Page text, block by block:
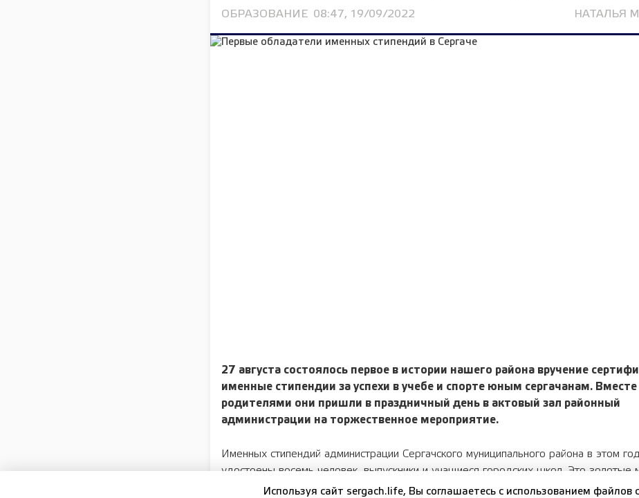
ОБРАЗОВАНИЕ 08:47, 19/09/2022 НАТАЛЬЯ
27 августа состоялось первое в истории нашего района вручение
именные стипендии за успехи в учебе и спорте юным сергачанам. Вместе
родителями они пришли в праздничный день в актовый зал районный
администрации на торжественное мероприятие.
Именных стипендий администрации Сергачского муниципального района в этом
удостоены восемь человек, выпускники и учащиеся городских школ. Это золотые
победители и призеры различных олимпиад, конкурсов и соревнований.
Используя сайт sergach.life, Вы соглашаетесь c использованием файлов